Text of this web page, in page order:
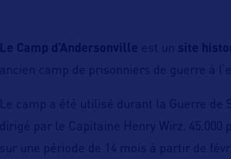
Le Camp d’Andersonville est un site
ancien camp de prisonniers de guerre à
Le camp a été utilisé durant la Guerre de
dirigé par le Capitaine Henry Wirz. 45.000
sur une période de 14 mois à partir de